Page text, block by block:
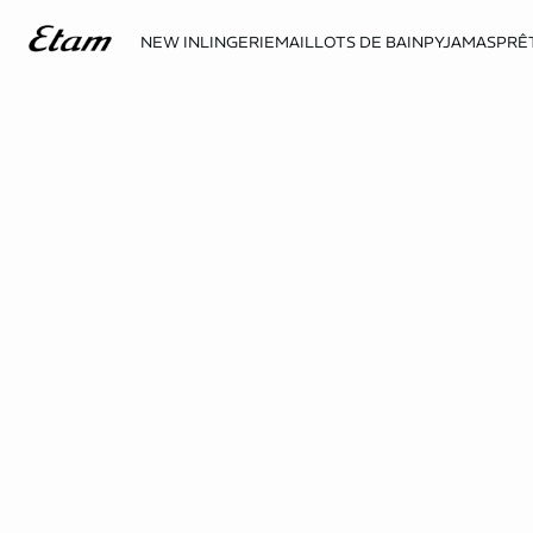
NEW INLINGERIEMAILLOTS DE BAINPYJAMAS